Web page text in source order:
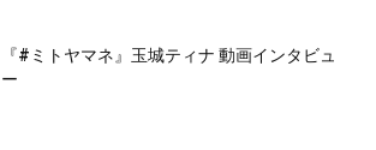
『#ミトヤマネ』玉城ティナ 動画インタビュ
ー